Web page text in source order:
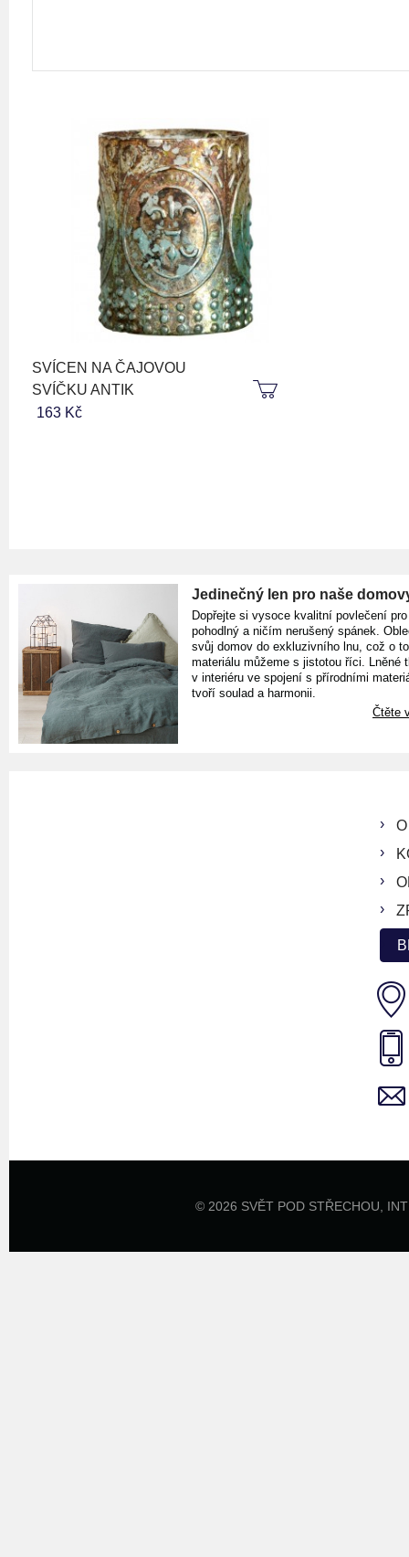
SVÍCEN NA ČAJOVOU
SVÍČKU ANTIK
163 Kč
Jedinečný len pro naše
Dopřejte si vysoce kvalitní povlečení pro
pohodlný a ničím nerušený spánek.
svůj domov do exkluzivního lnu, což o
materiálu můžeme s jistotou říci. Lněné
v interiéru ve spojení s přírodními
tvoří soulad a harmonii.
Čtěte
© 2026 SVĚT POD STŘECHOU,